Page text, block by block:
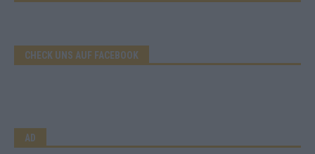
CHECK UNS AUF FACEBOOK
AD